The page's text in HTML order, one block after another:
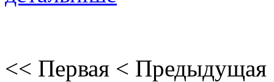
<< Первая < Предыдущая